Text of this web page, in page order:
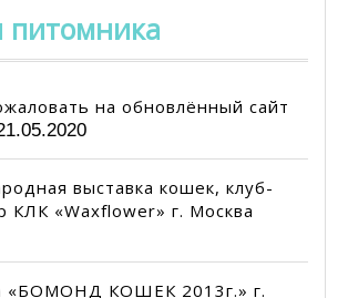
питомника
на обновлённый сайт
выставка кошек, клуб-
КЛК «Waxflower» г. Москва
«БОМОНД КОШЕК 2013г.» г.